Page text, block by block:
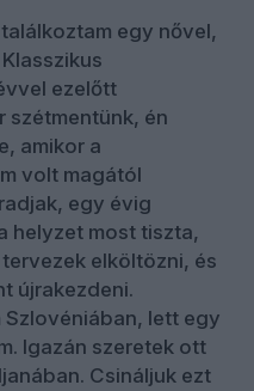
egy nővel,
ezelőtt
szétmentünk, én
amikor a
volt magától
egy évig
helyzet most tiszta,
elköltözni, és
újrakezdeni.
Szlovéniában, lett egy
Igazán szeretek ott
Csináljuk ezt